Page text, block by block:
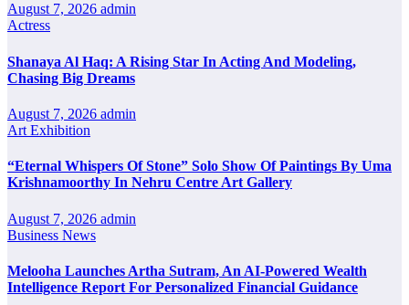
August 7, 2026 admin
Actress
Shanaya Al Haq: A Rising Star In Acting And Modeling,
Chasing Big Dreams
August 7, 2026 admin
Art Exhibition
“Eternal Whispers Of Stone” Solo Show Of Paintings By Uma
Krishnamoorthy In Nehru Centre Art Gallery
August 7, 2026 admin
Business News
Melooha Launches Artha Sutram, An AI-Powered Wealth
Intelligence Report For Personalized Financial Guidance